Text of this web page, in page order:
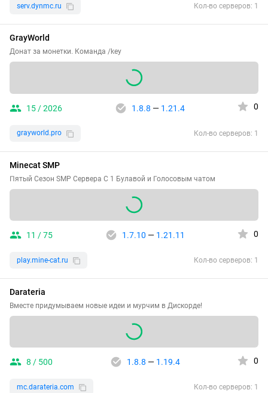
serv.dynmc.ru Кол-во серверов: 1
GrayWorld
Донат за монетки. Команда /key
15 / 2026 1.8.8 — 1.21.4 0
grayworld.pro Кол-во серверов: 1
Minecat SMP
Пятый Сезон SMP Сервера С 1 Булавой и Голосовым чатом
11 / 75 1.7.10 — 1.21.11 0
play.mine-cat.ru Кол-во серверов: 1
Darateria
Вместе придумываем новые идеи и мурчим в Дискорде!
8 / 500 1.8.8 — 1.19.4 0
mc.darateria.com Кол-во серверов: 1